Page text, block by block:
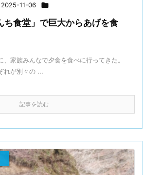
2025-11-06 
ち食堂」で巨大からあげを食
家族みんなで夕食を食べに行ってきた。
れが別々の ...
記事を読む